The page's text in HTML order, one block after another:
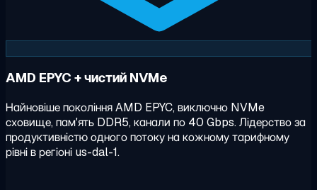
AMD EPYC + чистий NVMe
Найновіше покоління AMD EPYC, виключно NVMe
сховище, пам'ять DDR5, канали по 40 Gbps. Лідерство за
продуктивністю одного потоку на кожному тарифному
рівні в регіоні us-dal-1.